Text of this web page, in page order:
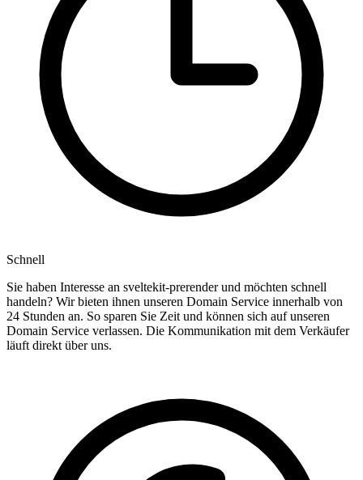
Schnell
Sie haben Interesse an sveltekit-prerender und möchten schnell
handeln? Wir bieten ihnen unseren Domain Service innerhalb von
24 Stunden an. So sparen Sie Zeit und können sich auf unseren
Domain Service verlassen. Die Kommunikation mit dem Verkäufer
läuft direkt über uns.